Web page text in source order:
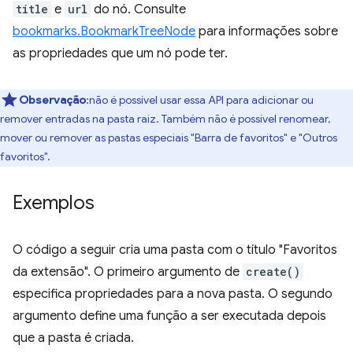
title e url do nó. Consulte
bookmarks.BookmarkTreeNode para informações sobre
as propriedades que um nó pode ter.
Observação:não é possível usar essa API para adicionar ou
remover entradas na pasta raiz. Também não é possível renomear,
mover ou remover as pastas especiais "Barra de favoritos" e "Outros
favoritos".
Exemplos
O código a seguir cria uma pasta com o título "Favoritos
da extensão". O primeiro argumento de create()
especifica propriedades para a nova pasta. O segundo
argumento define uma função a ser executada depois
que a pasta é criada.